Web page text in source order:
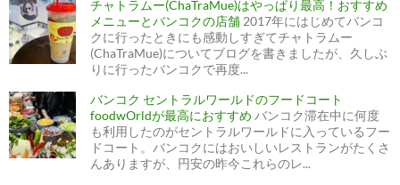
シ
ョ
ン
チャトラムー(ChaTraMue)はやっぱり最高！おすすめ
メニューとバンコクの店舗 2017年にはじめてバンコ
クに行ったときにも感動しすぎてチャトラムー
(ChaTraMue)についてブログを書きましたが、久しぶ
りに行ったバンコクで再度...
バンコク セントラルワールドのフードコート
foodwOrldが最高におすすめ バンコク滞在中に何度
も利用したのがセントラルワールドに入っているフー
ドコート。バンコクにはおいしいレストランがたくさ
んありますが、円安の昨今これらのレ...